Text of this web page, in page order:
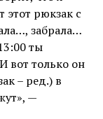
этот рюкзак с
забрала…
ты
вот только он
– ред.) в
—